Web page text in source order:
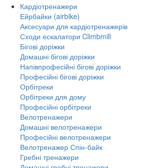
Кардіотренажери
Ейрбайки (airbike)
Аксесуари для кардіотренажерів
Сходи ескалатори Climbmill
Бігові доріжки
Домашні бігові доріжки
Напівпрофесійні бігові доріжки
Професійні бігові доріжки
Орбітреки
Орбітреки для дому
Професійні орбітреки
Велотренажери
Домашні велотренажери
Професійні велотренажери
Велотренажер Спін-байк
Гребні тренажери